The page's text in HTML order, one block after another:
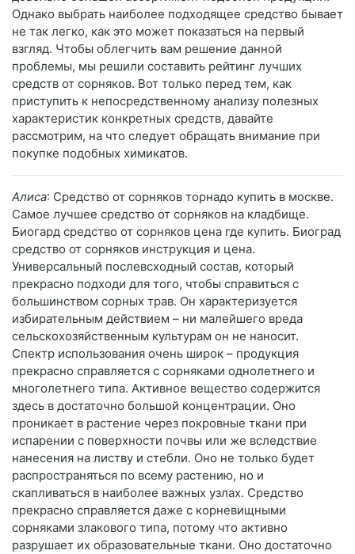
Однако выбрать наиболее подходящее средство бывает
не так легко, как это может показаться на первый
взгляд. Чтобы облегчить вам решение данной
проблемы, мы решили составить рейтинг лучших
средств от сорняков. Вот только перед тем, как
приступить к непосредственному анализу полезных
характеристик конкретных средств, давайте
рассмотрим, на что следует обращать внимание при
покупке подобных химикатов.
Алиса: Средство от сорняков торнадо купить в москве.
Самое лучшее средство от сорняков на кладбище.
Биогард средство от сорняков цена где купить. Биоград
средство от сорняков инструкция и цена.
Универсальный послевсходный состав, который
прекрасно подходи для того, чтобы справиться с
большинством сорных трав. Он характеризуется
избирательным действием – ни малейшего вреда
сельскохозяйственным культурам он не наносит.
Спектр использования очень широк – продукция
прекрасно справляется с сорняками однолетнего и
многолетнего типа. Активное вещество содержится
здесь в достаточно большой концентрации. Оно
проникает в растение через покровные ткани при
испарении с поверхности почвы или же вследствие
нанесения на листву и стебли. Оно не только будет
распространяться по всему растению, но и
скапливаться в наиболее важных узлах. Средство
прекрасно справляется даже с корневищными
сорняками злакового типа, потому что активно
разрушает их образовательные ткани. Оно достаточно